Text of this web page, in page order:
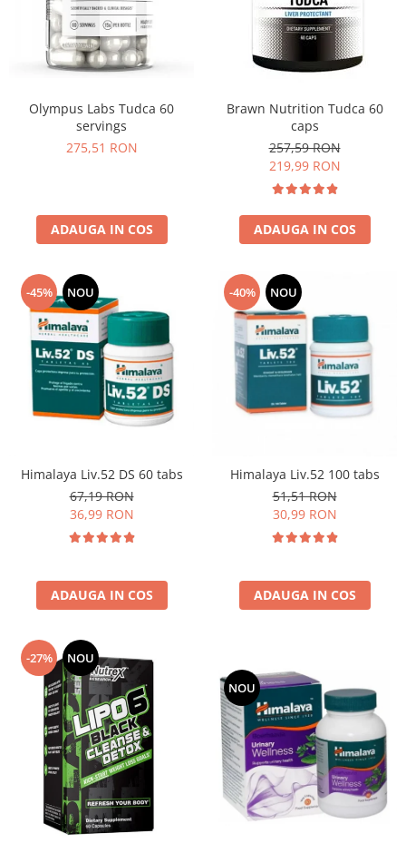
Vitamine bărbați / femei
Îngrijire personală
Insulated
JNX Sports
Kaged
MEX
Muscle Meds
Naughty Boy
Nordic Naturals
NOW Foods
Nutrend
Nutrex
Olimp Sport Nutrition
Optimum Nutrition
Osavi
PeScience
Power System
Pro Supps
Raw Nutrition
REDCON1
Rich Piana 5% Nutrition
RIPT
Scitec
Scivation
Skill Nutrition
Smart Shake
Swanson
Under Armour
Olympus Labs Tudca 60
servings
275,51 RON
ADAUGA IN COS
Brawn Nutrition Tudca 60
caps
257,59 RON
219,99 RON
ADAUGA IN COS
-45% NOU
Himalaya Liv.52 DS 60 tabs
67,19 RON
36,99 RON
ADAUGA IN COS
-40% NOU
Himalaya Liv.52 100 tabs
51,51 RON
30,99 RON
ADAUGA IN COS
-27% NOU
NOU